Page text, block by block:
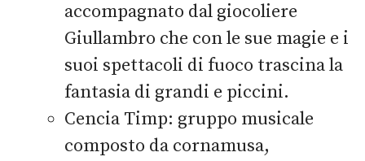
accompagnato dal giocoliere
Giullambro che con le sue magie e i
suoi spettacoli di fuoco trascina la
fantasia di grandi e piccini.
Cencia Timp: gruppo musicale
composto da cornamusa,